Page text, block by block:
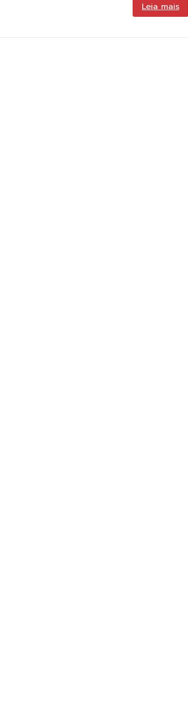
Leia mais